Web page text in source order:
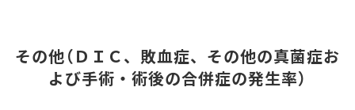
その他（ＤＩＣ、敗血症、その他の真菌症お
よび手術・術後の合併症の発生率）